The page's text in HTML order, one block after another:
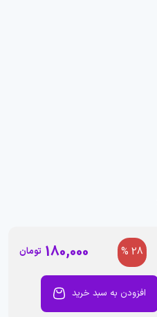
28 %
180,000 تومان
افزودن به سبد خرید